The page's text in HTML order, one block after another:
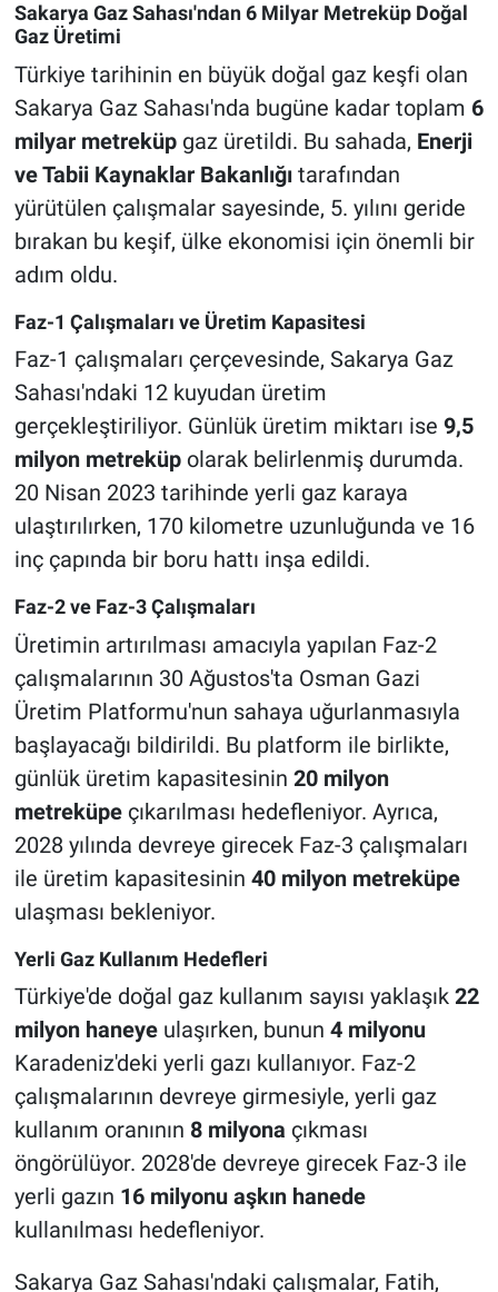
Sakarya Gaz Sahası'ndan 6 Milyar Metreküp Doğal
Gaz Üretimi
Türkiye tarihinin en büyük doğal gaz keşfi olan
Sakarya Gaz Sahası'nda bugüne kadar toplam 6
milyar metreküpgaz üretildi. Bu sahada, Enerji
ve Tabii Kaynaklar Bakanlığıtarafından
yürütülen çalışmalar sayesinde, 5. yılını geride
bırakan bu keşif, ülke ekonomisi için önemli bir
adım oldu.
Faz-1 Çalışmaları ve Üretim Kapasitesi
Faz-1 çalışmaları çerçevesinde, Sakarya Gaz
Sahası'ndaki 12 kuyudan üretim
gerçekleştiriliyor. Günlük üretim miktarı ise 9,5
milyon metreküpolarak belirlenmiş durumda.
20 Nisan 2023 tarihinde yerli gaz karaya
ulaştırılırken, 170 kilometre uzunluğunda ve 16
inç çapında bir boru hattı inşa edildi.
Faz-2 ve Faz-3 Çalışmaları
Üretimin artırılması amacıyla yapılan Faz-2
çalışmalarının 30 Ağustos'ta Osman Gazi
Üretim Platformu'nun sahaya uğurlanmasıyla
başlayacağı bildirildi. Bu platform ile birlikte,
günlük üretim kapasitesinin 20 milyon
metreküpeçıkarılması hedefleniyor. Ayrıca,
2028 yılında devreye girecek Faz-3 çalışmaları
ile üretim kapasitesinin 40 milyon metreküpe
ulaşması bekleniyor.
Yerli Gaz Kullanım Hedefleri
Türkiye'de doğal gaz kullanım sayısı yaklaşık 22
milyon haneyeulaşırken, bunun 4 milyonu
Karadeniz'deki yerli gazı kullanıyor. Faz-2
çalışmalarının devreye girmesiyle, yerli gaz
kullanım oranının 8 milyona çıkması
öngörülüyor. 2028'de devreye girecek Faz-3 ile
yerli gazın 16 milyonu aşkın hanede
kullanılması hedefleniyor.
Sakarya Gaz Sahası'ndaki çalışmalar, Fatih,